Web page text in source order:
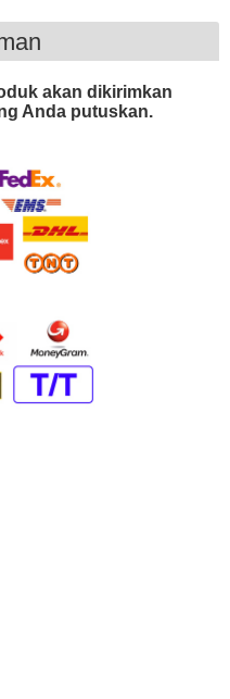
akan dikirimkan
Anda putuskan.